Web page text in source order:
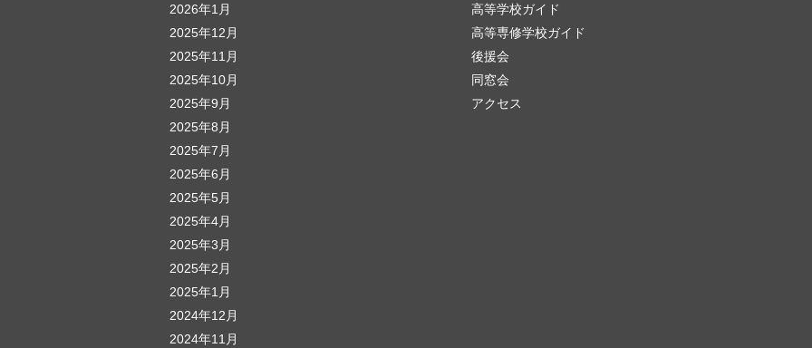
2026年1月
2025年12月
2025年11月
2025年10月
2025年9月
2025年8月
2025年7月
2025年6月
2025年5月
2025年4月
2025年3月
2025年2月
2025年1月
2024年12月
2024年11月
高等学校ガイド
高等専修学校ガイド
後援会
同窓会
アクセス